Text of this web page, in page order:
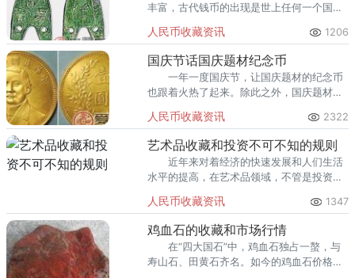
丰富，古代钱币的出现是世上任何一个国家
项的世界之最和多项中国之最。
人民币收藏资讯 1206
国庆节话国庆题材纪念币
一年一度国庆节，让国庆题材的纪念币
也跟着火热了起来。除此之外，国庆题材的
人民币收藏资讯 2322
艺术品收藏和投资不可不知的规则
近年来对着经济的快速发展和人们生活
水平的提高，在艺术品领域，不管是投资还
台都有自己的“鉴宝”类型的节目。
人民币收藏资讯 1347
鸡血石的收藏和市场行情
在“四大国石”中，鸡血石独占一螯，与
寿山石、田黄石齐名。如今的鸡血石价格猛